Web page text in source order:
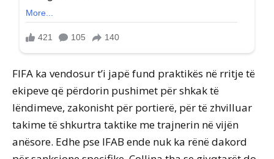
FIFA ka vendosur t’i japë fund praktikës në rritje të
ekipeve që përdorin pushimet për shkak të
lëndimeve, zakonisht për portierë, për të zhvilluar
takime të shkurtra taktike me trajnerin në vijën
anësore. Edhe pse IFAB ende nuk ka rënë dakord